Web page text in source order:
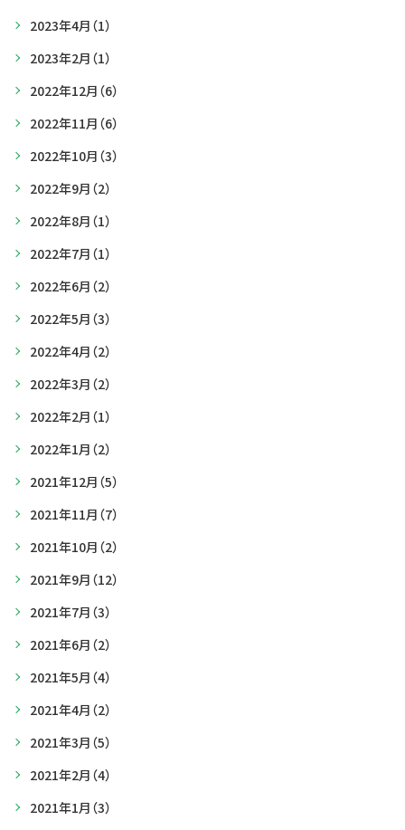
2023年4月 （1）
2023年2月 （1）
2022年12月 （6）
2022年11月 （6）
2022年10月 （3）
2022年9月 （2）
2022年8月 （1）
2022年7月 （1）
2022年6月 （2）
2022年5月 （3）
2022年4月 （2）
2022年3月 （2）
2022年2月 （1）
2022年1月 （2）
2021年12月 （5）
2021年11月 （7）
2021年10月 （2）
2021年9月 （12）
2021年7月 （3）
2021年6月 （2）
2021年5月 （4）
2021年4月 （2）
2021年3月 （5）
2021年2月 （4）
2021年1月 （3）